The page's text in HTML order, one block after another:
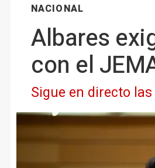
NACIONAL
Albares
con el
Sigue en directo